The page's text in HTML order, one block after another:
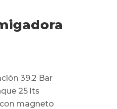
39,2 Bar
25 lts
magneto